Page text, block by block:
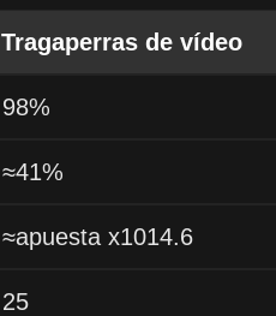
Tragaperras de vídeo
98%
≈41%
≈apuesta x1014.6
25